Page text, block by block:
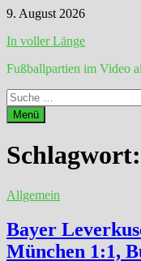
Zum
springen
9. August 2026
In voller Länge
Fußballpartien im Video
Suche
nach:
Menü
Schlagwort:
Allgemein
Bayer
München 1:1,